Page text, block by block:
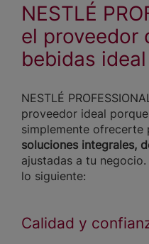
NESTLÉ
el proveedor
bebidas ideal
NESTLÉ
proveedor ideal
simplemente ofrecerte
soluciones integrales,
ajustadas a tu
lo siguiente:
Calidad y